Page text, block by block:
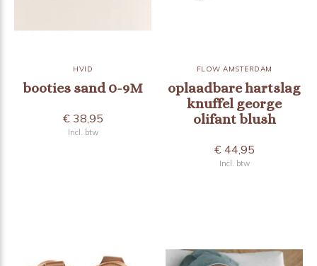
HVID
booties sand 0-9M
€ 38,95
Incl. btw
FLOW AMSTERDAM
oplaadbare hartslag
knuffel george
olifant blush
€ 44,95
Incl. btw